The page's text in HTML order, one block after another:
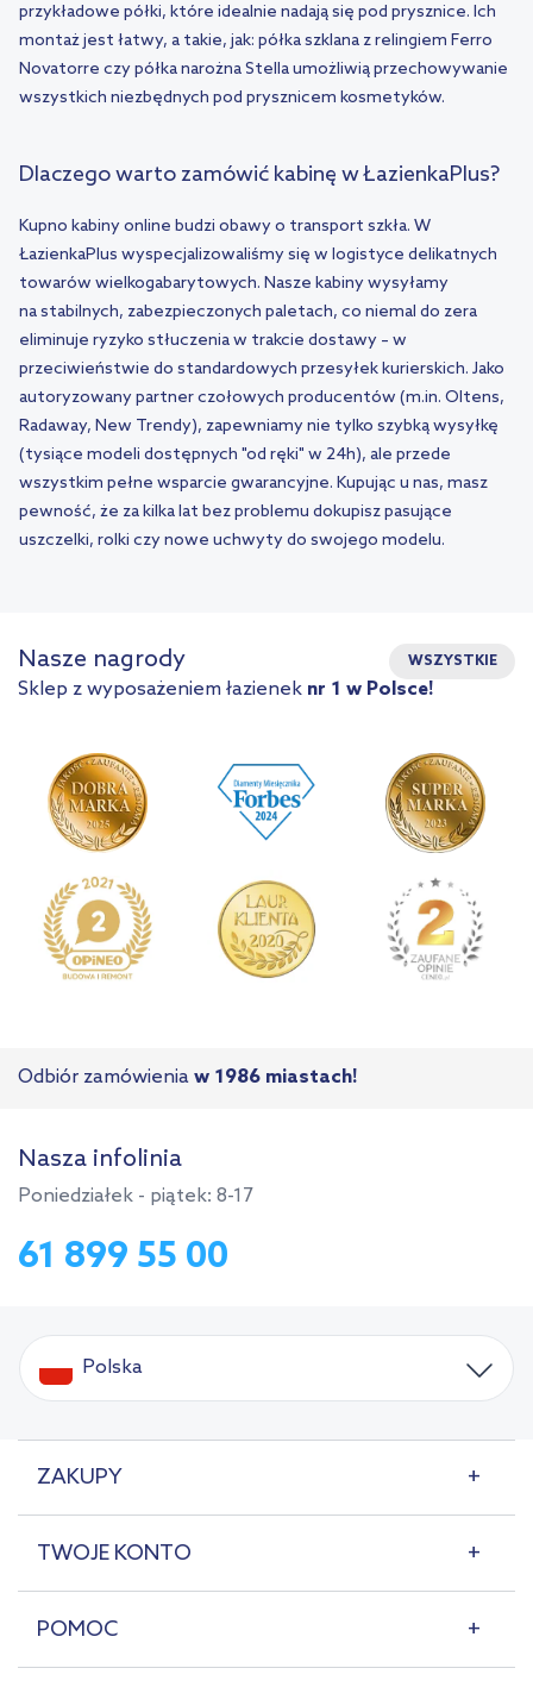
przykładowe półki, które idealnie nadają się pod prysznice. Ich
montaż jest łatwy, a takie, jak: półka szklana z relingiem Ferro
Novatorre czy półka narożna Stella umożliwią przechowywanie
wszystkich niezbędnych pod prysznicem kosmetyków.
Dlaczego warto zamówić kabinę w ŁazienkaPlus?
Kupno kabiny online budzi obawy o transport szkła. W
ŁazienkaPlus wyspecjalizowaliśmy się w logistyce delikatnych
towarów wielkogabarytowych. Nasze kabiny wysyłamy
nastabilnych, zabezpieczonych paletach, co niemal do zera
eliminuje ryzyko stłuczenia w trakcie dostawy – w
przeciwieństwie do standardowych przesyłek kurierskich. Jako
autoryzowany partner czołowych producentów (m.in. Oltens,
Radaway, New Trendy), zapewniamy nie tylko szybką wysyłkę
(tysiące modeli dostępnych "od ręki" w 24h), ale przede
wszystkim pełne wsparcie gwarancyjne. Kupując u nas, masz
pewność, że za kilka lat bez problemu dokupisz pasujące
uszczelki, rolki czy nowe uchwyty do swojego modelu.
Nasze nagrody WSZYSTKIE
Sklep z wyposażeniem łazienek nr 1 w Polsce!
Odbiór zamówienia w 1986 miastach!
Nasza infolinia
Poniedziałek - piątek: 8-17
61 899 55 00
Polska
ZAKUPY
TWOJE KONTO
POMOC